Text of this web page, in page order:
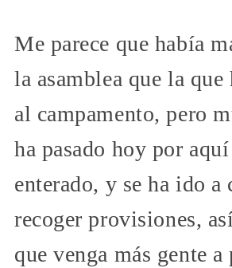
Me parece que había
la asamblea que la que
al campamento, pero
ha pasado hoy por
enterado, y se ha ido a
recoger provisiones,
que venga más gente a